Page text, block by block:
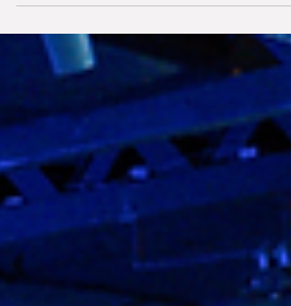
Mira lo que fue nuestro paso por el evento fintech
noviembre de este año, Lulubit tuvo una
destacada en Blockchain Jungle 2025, la edición
más ambiciosa hasta ahora de este evento
celebrado en el Costa Rica Convention Center.
Reunió a más de 6.000 asistentes de más de 50
países y ofreció un espacio clave para compartir
nuestra visión de inclusión financiera a través de
integración entre la banca tradicional y el mun